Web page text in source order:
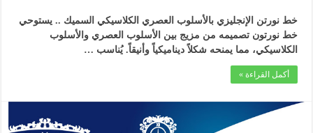
خط نورتن الإنجليزي بالأسلوب العصري الكلاسيكي السميك .. يستوحي
خط نورتون تصميمه من مزيج بين الأسلوب العصري والأسلوب
الكلاسيكي، مما يمنحه شكلاً ديناميكياً وأنيقاً. يُناسب …
أكمل القراءة »